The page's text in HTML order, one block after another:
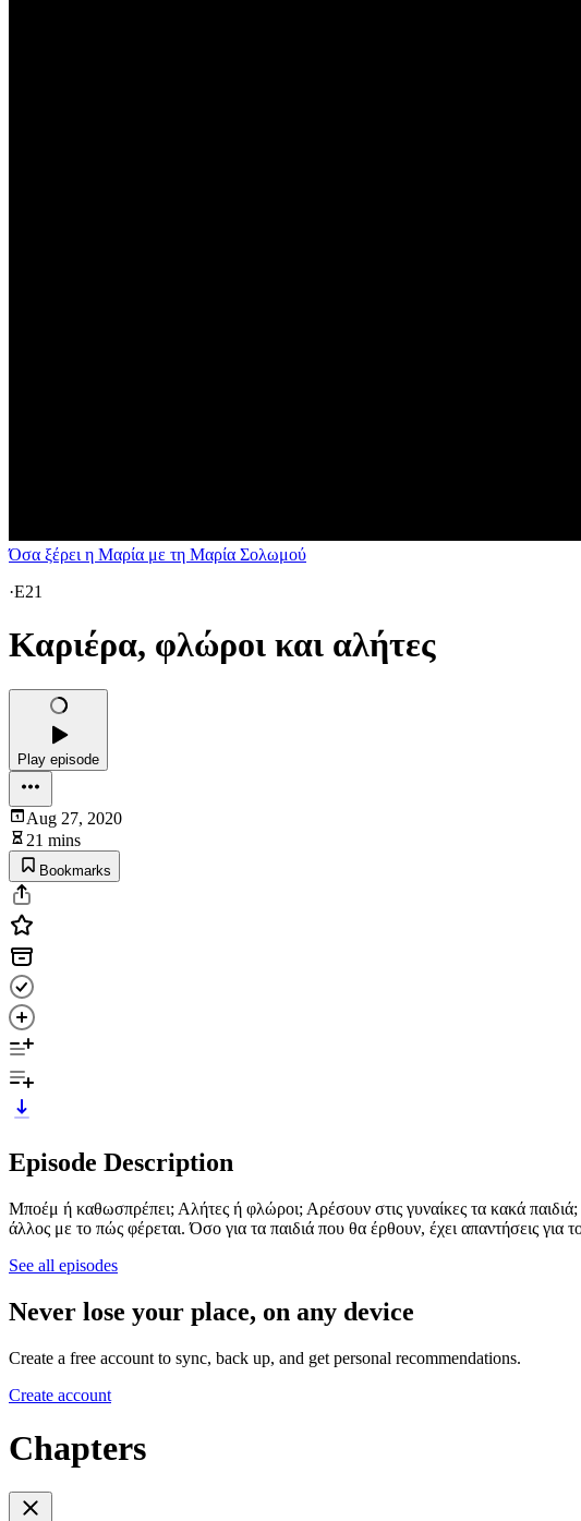
Όσα ξέρει η Μαρία με τη Μαρία Σολωμού
·E21
Καριέρα, φλώροι και αλήτες
Play episode
Aug 27, 2020
21 mins
Bookmarks
Episode Description
Μποέμ ή καθωσπρέπει; Αλήτες ή φλώροι; Αρέσουν στις γυναίκες τα κακά
άλλος με το πώς φέρεται. Όσο για τα παιδιά που θα έρθουν, έχει απαντήσεις για
See all episodes
Never lose your place, on any device
Create a free account to sync, back up, and get personal recommendations.
Create account
Chapters